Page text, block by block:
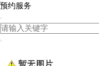
预约服务